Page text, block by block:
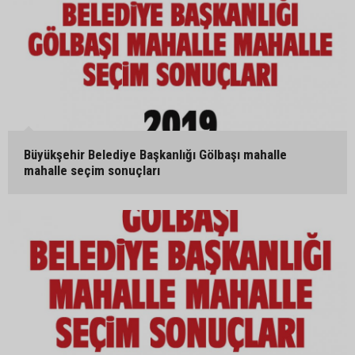
Büyükşehir Belediye Başkanlığı Gölbaşı mahalle
mahalle seçim sonuçları